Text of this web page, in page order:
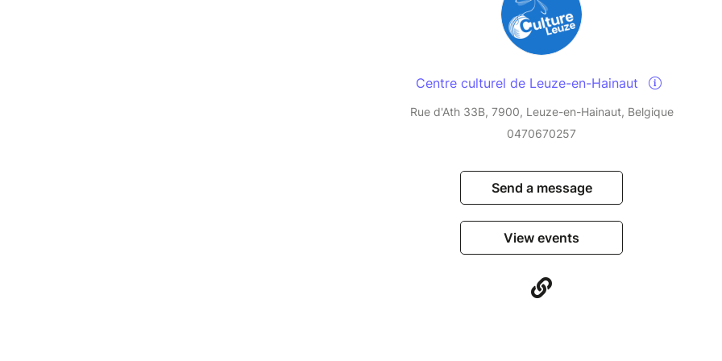
Centre culturel de Leuze-en-Hainaut
Rue d'Ath 33B, 7900, Leuze-en-Hainaut, Belgique
0470670257
Send a message
View events